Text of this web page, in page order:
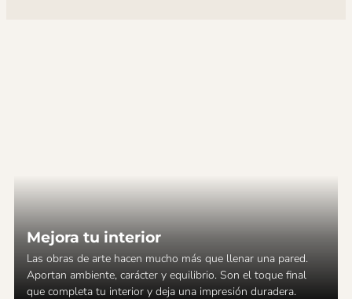
Mejora tu interior
Las obras de arte hacen mucho más que llenar una pared.
Aportan ambiente, carácter y equilibrio. Son el toque final
que completa tu interior y deja una impresión duradera.